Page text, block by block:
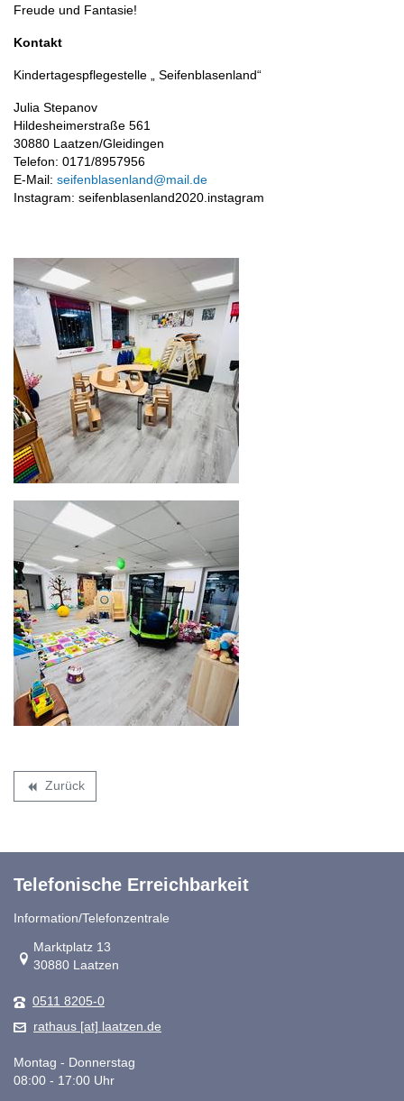
Freude und Fantasie!
Kontakt
Kindertagespflegestelle „ Seifenblasenland“
Julia Stepanov
Hildesheimerstraße 561
30880 Laatzen/Gleidingen
Telefon: 0171/8957956
E-Mail: seifenblasenland@mail.de
Instagram: seifenblasenland2020.instagram
backward Zurück
Telefonische Erreichbarkeit
Information/Telefonzentrale
Link zur Google-Maps Navigation
Marktplatz 13
30880 Laatzen
0511 8205-0
rathaus [at] laatzen.de
Montag - Donnerstag
08:00 - 17:00 Uhr